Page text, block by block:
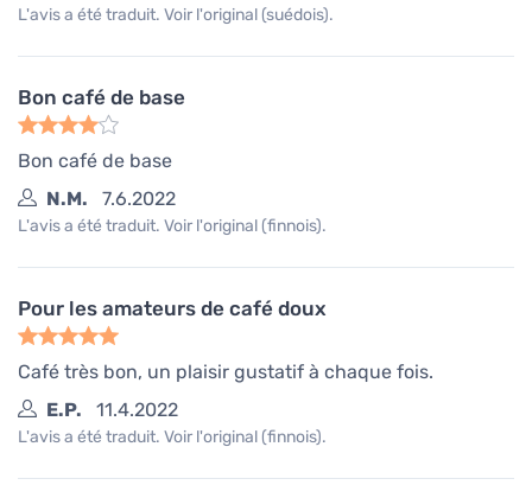
L'avis a été traduit. Voir l'original (suédois).
Bon café de base
Bon café de base
N.M.
7.6.2022
L'avis a été traduit. Voir l'original (finnois).
Pour les amateurs de café doux
Café très bon, un plaisir gustatif à chaque fois.
E.P.
11.4.2022
L'avis a été traduit. Voir l'original (finnois).